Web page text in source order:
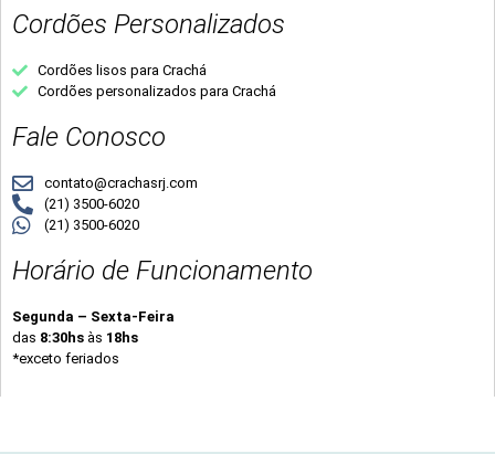
Cordões Personalizados
Cordões lisos para Crachá
Cordões personalizados para Crachá
Fale Conosco
contato@crachasrj.com
(21) 3500-6020
(21) 3500-6020
Horário de Funcionamento
Segunda – Sexta-Feira
das 8:30hs às 18hs
*exceto feriados